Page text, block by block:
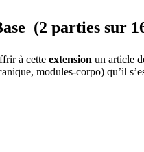
(2 parties sur
à cette extension un article
modules-corpo) qu’il